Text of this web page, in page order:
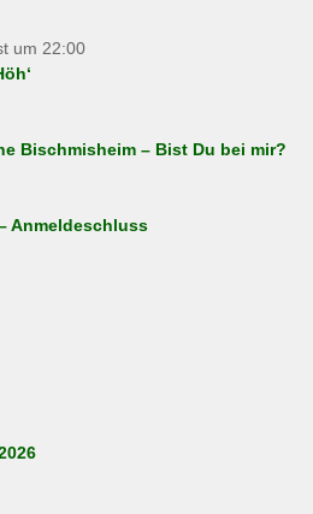
um 22:00
Bischmisheim – Bist Du bei mir?
Anmeldeschluss